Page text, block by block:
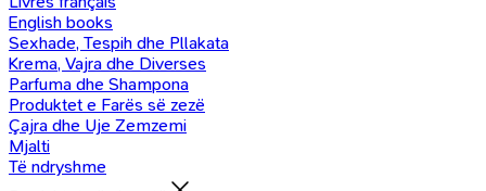
English books
Sexhade, Tespih dhe Pllakata
Krema, Vajra dhe Diverses
Parfuma dhe Shampona
Produktet e Farës së zezë
Çajra dhe Uje Zemzemi
Mjalti
Të ndryshme